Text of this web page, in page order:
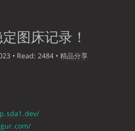
图床记录！
• Read: 2484 • 精品分享